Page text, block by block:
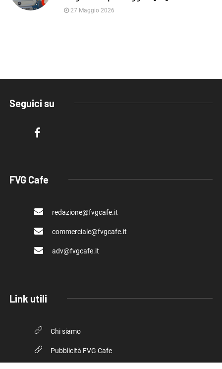
27 Maggio 2026
Seguici su
FVG Cafe
redazione@fvgcafe.it
commerciale@fvgcafe.it
adv@fvgcafe.it
Link utili
Chi siamo
Pubblicità FVG Cafe